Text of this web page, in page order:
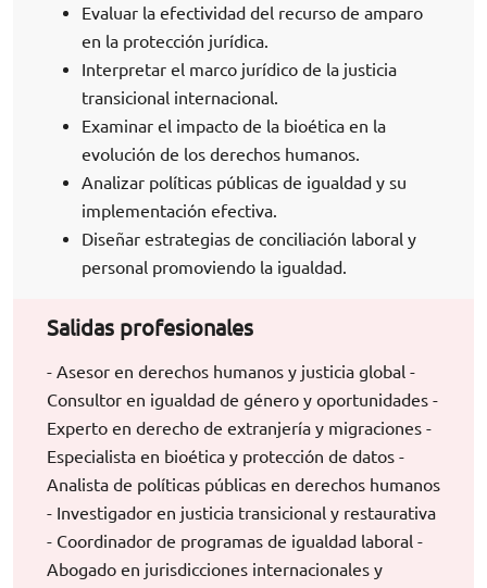
Evaluar la efectividad del recurso de amparo
en la protección jurídica.
Interpretar el marco jurídico de la justicia
transicional internacional.
Examinar el impacto de la bioética en la
evolución de los derechos humanos.
Analizar políticas públicas de igualdad y su
implementación efectiva.
Diseñar estrategias de conciliación laboral y
personal promoviendo la igualdad.
Salidas profesionales
- Asesor en derechos humanos y justicia global -
Consultor en igualdad de género y oportunidades -
Experto en derecho de extranjería y migraciones -
Especialista en bioética y protección de datos -
Analista de políticas públicas en derechos humanos
- Investigador en justicia transicional y restaurativa
- Coordinador de programas de igualdad laboral -
Abogado en jurisdicciones internacionales y